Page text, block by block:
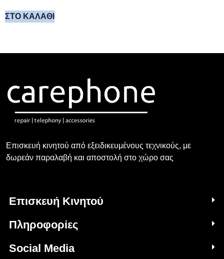
ΣΤΟ ΚΑΛΆΘΙ
Επισκευή κινητού από εξειδικευμένους τεχνικούς, με
δωρεάν παραλαβή και αποστολή στο χώρο σας
Επισκευή Κινητού
Πληροφορίες
Social Media